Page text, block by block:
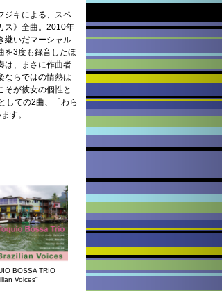
ジキによる、スペ
ス》全曲。2010年
継いだマーシャル
を3度も録音したほ
は、まさに作曲者
ならではの情熱は
そが彼女の個性と
しての2曲、「わら
す。
BOSSA TRIO
Voices"